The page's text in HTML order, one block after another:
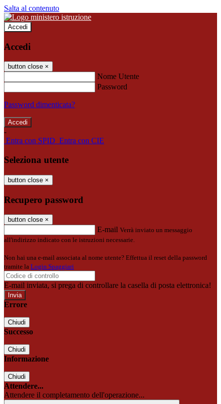
Salta al contenuto
Accedi
Accedi
button close ×
Nome Utente
Password
Password dimenticata?
-
Entra con SPID Entra con CIE
Seleziona utente
button close ×
Recupero password
button close ×
E-mail Verrà inviato un messaggio
all'indirizzo indicato con le istruzioni necessarie.
Non hai una e-mail associata al nome utente? Effettua il reset della password
tramite la Login Spaggiari
E-mail inviata, si prega di controllare la casella di posta elettronica!
Errore
Chiudi
Successo
Chiudi
Informazione
Chiudi
Attendere...
Attendere il completamento dell'operazione...